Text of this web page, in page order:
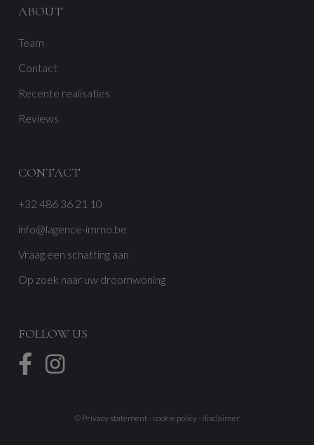
ABOUT
Team
Contact
Recente realisaties
Reviews
CONTACT
+32 486 36 21 10
info@lagence-immo.be
Vraag een schatting aan
Op zoek naar uw droomwoning
FOLLOW US
© Privacy statement - cookie policy - disclaimer